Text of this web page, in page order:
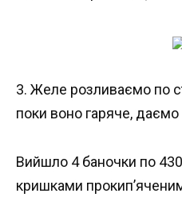
3. Желе розливаємо по
поки воно гаряче, даємо
Вийшло 4 баночки по
кришками